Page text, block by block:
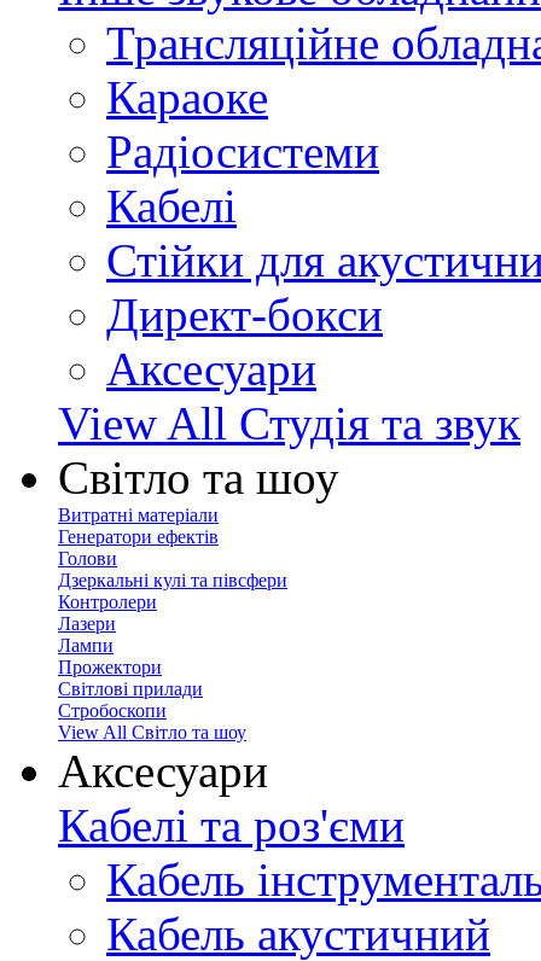
Трансляційне
Караоке
Радіосистеми
Кабелі
Стійки для
Директ-бокси
Аксесуари
View All Студія та звук
Світло та шоу
Витратні матеріали
Генератори ефектів
Голови
Дзеркальні кулі та півсфери
Контролери
Лазери
Лампи
Прожектори
Світлові прилади
Стробоскопи
View All Світло та шоу
Аксесуари
Кабелі та роз'єми
Кабель
Кабель акустичний